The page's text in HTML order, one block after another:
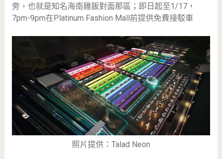
旁，也就是知名海南雞飯對面那區；即日起至1/17，
7pm-9pm在Platinum Fashion Mall前提供免費接駁車
照片提供：Talad Neon